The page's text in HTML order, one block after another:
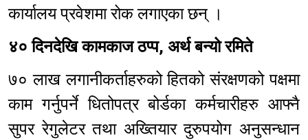
कार्यालय प्रवेशमा रोक लगाएका छन् ।
४० दिनदेखि कामकाज ठप्प, अर्थ बन्यो रमिते
७० लाख लगानीकर्ताहरुको हितको संरक्षणको पक्षमा
काम गर्नुपर्ने धितोपत्र बोर्डका कर्मचारीहरु आफ्नै
सुपर रेगुलेटर तथा अख्तियार दुरुपयोग अनुसन्धान